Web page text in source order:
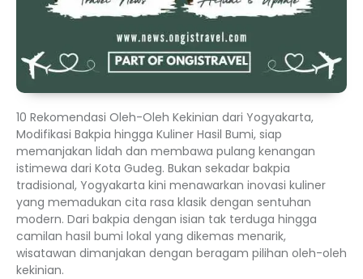
10 Rekomendasi Oleh-Oleh Kekinian dari Yogyakarta,
Modifikasi Bakpia hingga Kuliner Hasil Bumi, siap
memanjakan lidah dan membawa pulang kenangan
istimewa dari Kota Gudeg. Bukan sekadar bakpia
tradisional, Yogyakarta kini menawarkan inovasi kuliner
yang memadukan cita rasa klasik dengan sentuhan
modern. Dari bakpia dengan isian tak terduga hingga
camilan hasil bumi lokal yang dikemas menarik,
wisatawan dimanjakan dengan beragam pilihan oleh-oleh
kekinian.